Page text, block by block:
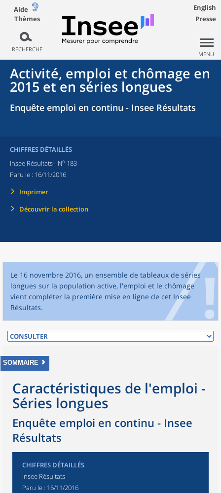
Aide
Thèmes
RECHERCHE
English
Presse
MENU
Activité, emploi et chômage en
2015 et en séries longues
Enquête emploi en continu - Insee Résultats
CHIFFRES DÉTAILLÉS
Insee Résultats– No 183
Paru le : 16/11/2016
Imprimer
Découvrir la collection
Le 16 novembre 2016, un ensemble de tableaux de séries
longues sur la population active, l'emploi et le chômage
vient compléter la première mise en ligne de cet Insee
Résultats.
SOMMAIRE
Caractéristiques de l'emploi -
Séries longues
Enquête emploi en continu - Insee
Résultats
CHIFFRES DÉTAILLÉS
Insee Résultats
Paru le : 16/11/2016